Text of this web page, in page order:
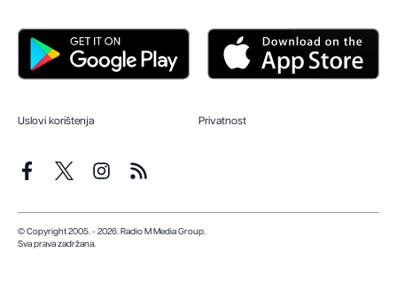
Uslovi korištenja Privatnost
© Copyright 2005. - 2026. Radio M Media Group.
Sva prava zadržana.